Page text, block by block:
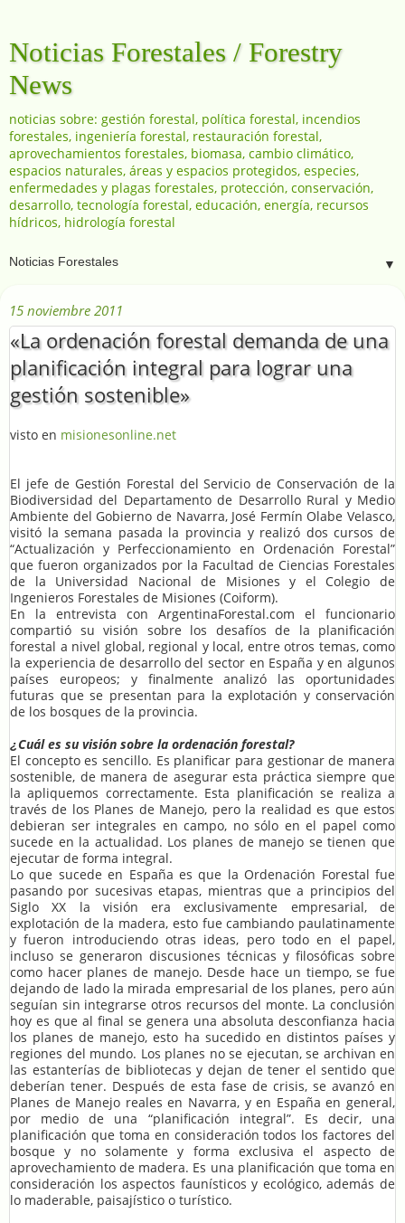
Noticias Forestales / Forestry
News
noticias sobre: gestión forestal, política forestal, incendios
forestales, ingeniería forestal, restauración forestal,
aprovechamientos forestales, biomasa, cambio climático,
espacios naturales, áreas y espacios protegidos, especies,
enfermedades y plagas forestales, protección, conservación,
desarrollo, tecnología forestal, educación, energía, recursos
hídricos, hidrología forestal
▼
15 noviembre 2011
«La ordenación forestal demanda de una
planificación integral para lograr una
gestión sostenible»
visto en misionesonline.net
El jefe de Gestión Forestal del Servicio de Conservación de la
Biodiversidad del Departamento de Desarrollo Rural y Medio
Ambiente del Gobierno de Navarra, José Fermín Olabe Velasco,
visitó la semana pasada la provincia y realizó dos cursos de
“Actualización y Perfeccionamiento en Ordenación Forestal”
que fueron organizados por la Facultad de Ciencias Forestales
de la Universidad Nacional de Misiones y el Colegio de
Ingenieros Forestales de Misiones (Coiform).
En la entrevista con ArgentinaForestal.com el funcionario
compartió su visión sobre los desafíos de la planificación
forestal a nivel global, regional y local, entre otros temas, como
la experiencia de desarrollo del sector en España y en algunos
países europeos; y finalmente analizó las oportunidades
futuras que se presentan para la explotación y conservación
de los bosques de la provincia.
¿Cuál es su visión sobre la ordenación forestal?
El concepto es sencillo. Es planificar para gestionar de manera
sostenible, de manera de asegurar esta práctica siempre que
la apliquemos correctamente. Esta planificación se realiza a
través de los Planes de Manejo, pero la realidad es que estos
debieran ser integrales en campo, no sólo en el papel como
sucede en la actualidad. Los planes de manejo se tienen que
ejecutar de forma integral.
Lo que sucede en España es que la Ordenación Forestal fue
pasando por sucesivas etapas, mientras que a principios del
Siglo XX la visión era exclusivamente empresarial, de
explotación de la madera, esto fue cambiando paulatinamente
y fueron introduciendo otras ideas, pero todo en el papel,
incluso se generaron discusiones técnicas y filosóficas sobre
como hacer planes de manejo. Desde hace un tiempo, se fue
dejando de lado la mirada empresarial de los planes, pero aún
seguían sin integrarse otros recursos del monte. La conclusión
hoy es que al final se genera una absoluta desconfianza hacia
los planes de manejo, esto ha sucedido en distintos países y
regiones del mundo. Los planes no se ejecutan, se archivan en
las estanterías de bibliotecas y dejan de tener el sentido que
deberían tener. Después de esta fase de crisis, se avanzó en
Planes de Manejo reales en Navarra, y en España en general,
por medio de una “planificación integral”. Es decir, una
planificación que toma en consideración todos los factores del
bosque y no solamente y forma exclusiva el aspecto de
aprovechamiento de madera. Es una planificación que toma en
consideración los aspectos faunísticos y ecológico, además de
lo maderable, paisajístico o turístico.